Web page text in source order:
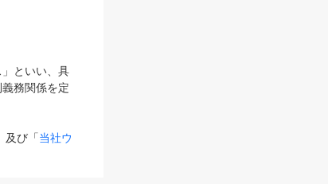
といい、具
務関係を定
及び「当社ウ